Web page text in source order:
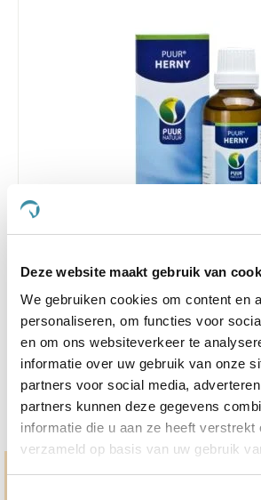
Deze website maakt gebruik van
We gebruiken cookies om content en
personaliseren, om functies voor
en om ons websiteverkeer te
informatie over uw gebruik van onze
partners voor social media,
partners kunnen deze gegevens
informatie die u aan ze heeft verstrekt
verzameld op basis van uw gebruik
rating
Puur Herny Hond/Kat
Nog maar 2
€ 24,55 € 23,32
Hulp en advies nodig?